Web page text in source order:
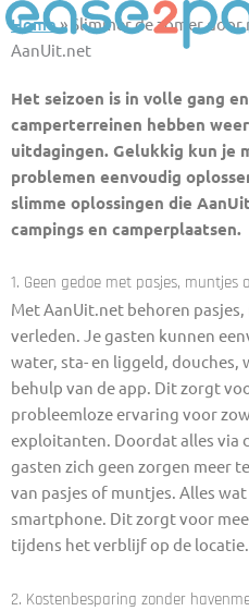
Ga
naar
inhoud
Home» Slimmer de zomer
AanUit.net
Het seizoen is in volle gang
camperterreinen hebben
uitdagingen. Gelukkig kun je
problemen eenvoudig
slimme oplossingen die
campings en camperplaatsen.
1. Geen gedoe met pasjes, muntjes
Met AanUit.net behoren
verleden. Je gasten kunnen
water, sta- en liggeld, douches,
behulp van de app. Dit zorgt
probleemloze ervaring voor
exploitanten. Doordat alles via
gasten zich geen zorgen meer
van pasjes of muntjes. Alles
smartphone. Dit zorgt voor
tijdens het verblijf op de locatie.
2. Kostenbesparing zonder